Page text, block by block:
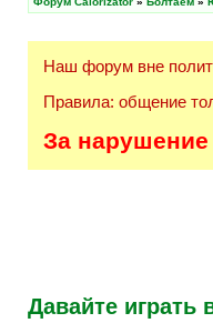
Наш форум вне
Правила: общение
За нарушение
Давайте играть